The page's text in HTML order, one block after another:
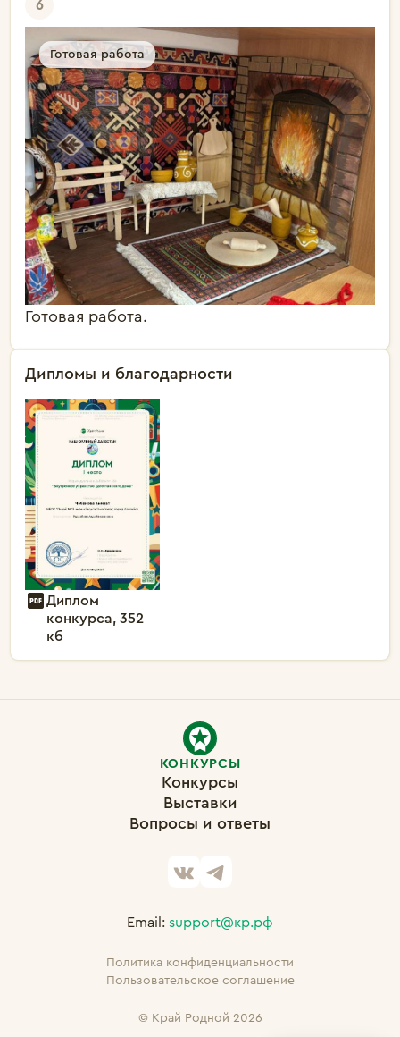
6
Готовая работа
Готовая работа.
Дипломы и благодарности
Диплом
конкурса, 352
кб
КОНКУРСЫ
Конкурсы
Выставки
Вопросы и ответы
Политика конфиденциальности
Пользовательское соглашение
Email: support@кр.рф
© Край Родной 2026